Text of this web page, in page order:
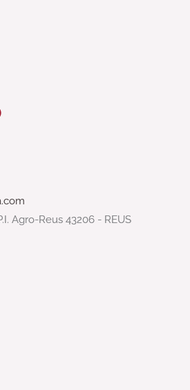
Agro-Reus 43206 - REUS